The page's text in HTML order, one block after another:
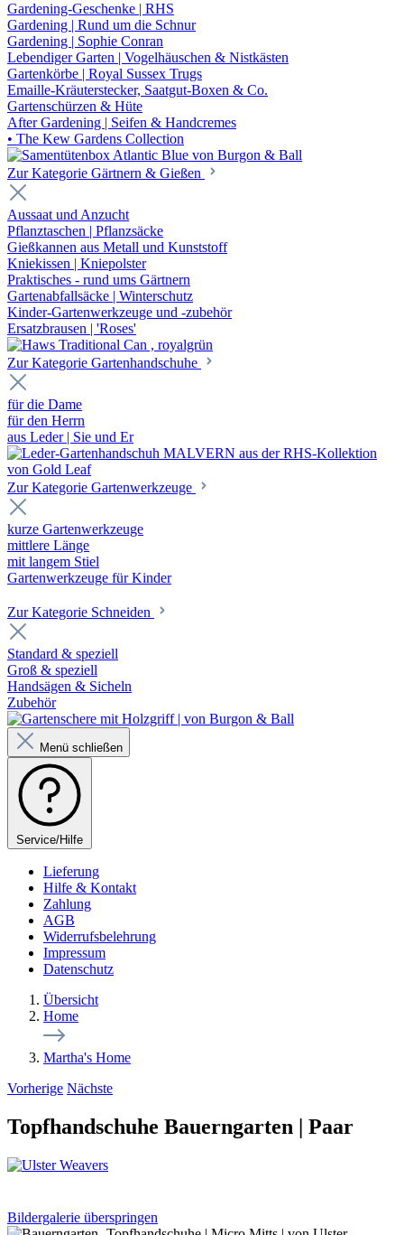
Gardening-Geschenke | RHS
Gardening | Rund um die Schnur
Gardening | Sophie Conran
Lebendiger Garten | Vogelhäuschen & Nistkästen
Gartenkörbe | Royal Sussex Trugs
Emaille-Kräuterstecker, Saatgut-Boxen & Co.
Gartenschürzen & Hüte
After Gardening | Seifen & Handcremes
• The Kew Gardens Collection
Zur Kategorie Gärtnern & Gießen
Aussaat und Anzucht
Pflanztaschen | Pflanzsäcke
Gießkannen aus Metall und Kunststoff
Kniekissen | Kniepolster
Praktisches - rund ums Gärtnern
Gartenabfallsäcke | Winterschutz
Kinder-Gartenwerkzeuge und -zubehör
Ersatzbrausen | 'Roses'
Zur Kategorie Gartenhandschuhe
für die Dame
für den Herrn
aus Leder | Sie und Er
Zur Kategorie Gartenwerkzeuge
kurze Gartenwerkzeuge
mittlere Länge
mit langem Stiel
Gartenwerkzeuge für Kinder
Zur Kategorie Schneiden
Standard & speziell
Groß & speziell
Handsägen & Sicheln
Zubehör
Menü schließen
Service/Hilfe
Lieferung
Hilfe & Kontakt
Zahlung
AGB
Widerrufsbelehrung
Impressum
Datenschutz
Übersicht
Home
Martha's Home
Vorherige Nächste
Topfhandschuhe Bauerngarten | Paar
Bildergalerie überspringen